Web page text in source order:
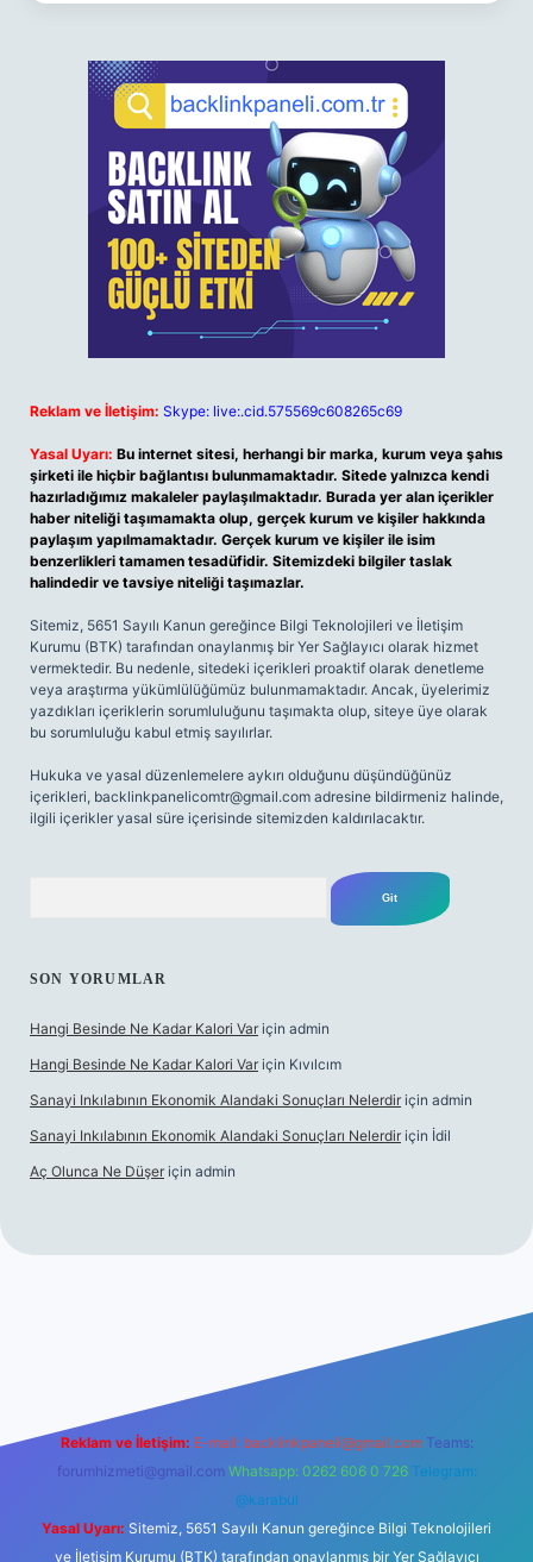
Reklam ve İletişim: Skype: live:.cid.575569c608265c69
Yasal Uyarı: Bu internet sitesi, herhangi bir marka, kurum veya şahıs
şirketi ile hiçbir bağlantısı bulunmamaktadır. Sitede yalnızca kendi
hazırladığımız makaleler paylaşılmaktadır. Burada yer alan içerikler
haber niteliği taşımamakta olup, gerçek kurum ve kişiler hakkında
paylaşım yapılmamaktadır. Gerçek kurum ve kişiler ile isim
benzerlikleri tamamen tesadüfidir. Sitemizdeki bilgiler taslak
halindedir ve tavsiye niteliği taşımazlar.
Sitemiz, 5651 Sayılı Kanun gereğince Bilgi Teknolojileri ve İletişim
Kurumu (BTK) tarafından onaylanmış bir Yer Sağlayıcı olarak hizmet
vermektedir. Bu nedenle, sitedeki içerikleri proaktif olarak denetleme
veya araştırma yükümlülüğümüz bulunmamaktadır. Ancak, üyelerimiz
yazdıkları içeriklerin sorumluluğunu taşımakta olup, siteye üye olarak
bu sorumluluğu kabul etmiş sayılırlar.
Hukuka ve yasal düzenlemelere aykırı olduğunu düşündüğünüz
içerikleri, backlinkpanelicomtr@gmail.com adresine bildirmeniz halinde,
ilgili içerikler yasal süre içerisinde sitemizden kaldırılacaktır.
SON YORUMLAR
Hangi Besinde Ne Kadar Kalori Var için admin
Hangi Besinde Ne Kadar Kalori Var için Kıvılcım
Sanayi Inkılabının Ekonomik Alandaki Sonuçları Nelerdir için admin
Sanayi Inkılabının Ekonomik Alandaki Sonuçları Nelerdir için İdil
Aç Olunca Ne Düşer için admin
Reklam ve İletişim: E-mail: backlinkpaneli@gmail.com Teams:
forumhizmeti@gmail.com Whatsapp: 0262 606 0 726 Telegram:
@karabul
Yasal Uyarı: Sitemiz, 5651 Sayılı Kanun gereğince Bilgi Teknolojileri
ve İletişim Kurumu (BTK) tarafından onaylanmış bir Yer Sağlayıcı